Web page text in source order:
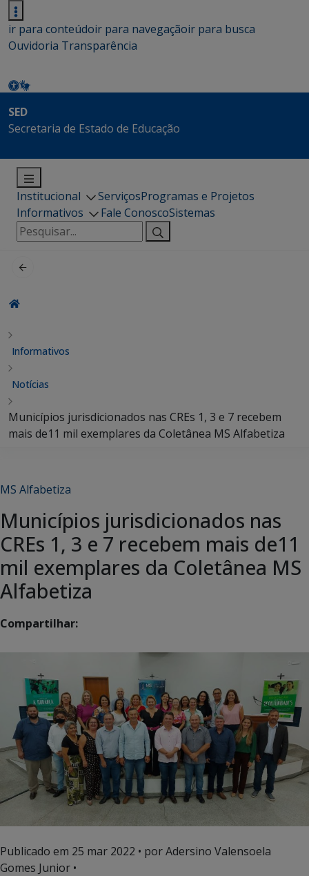
ir para conteúdoir para navegaçãoir para busca
Ouvidoria Transparência
SED
Secretaria de Estado de Educação
Institucional ServiçosProgramas e Projetos
Informativos
Fale ConoscoSistemas
Pesquisar
por:
Informativos
Notícias
Municípios jurisdicionados nas CREs 1, 3 e 7 recebem
mais de11 mil exemplares da Coletânea MS Alfabetiza
MS Alfabetiza
Municípios jurisdicionados nas
CREs 1, 3 e 7 recebem mais de11
mil exemplares da Coletânea MS
Alfabetiza
Compartilhar:
Publicado em 25 mar 2022 • por Adersino Valensoela
Gomes Junior •